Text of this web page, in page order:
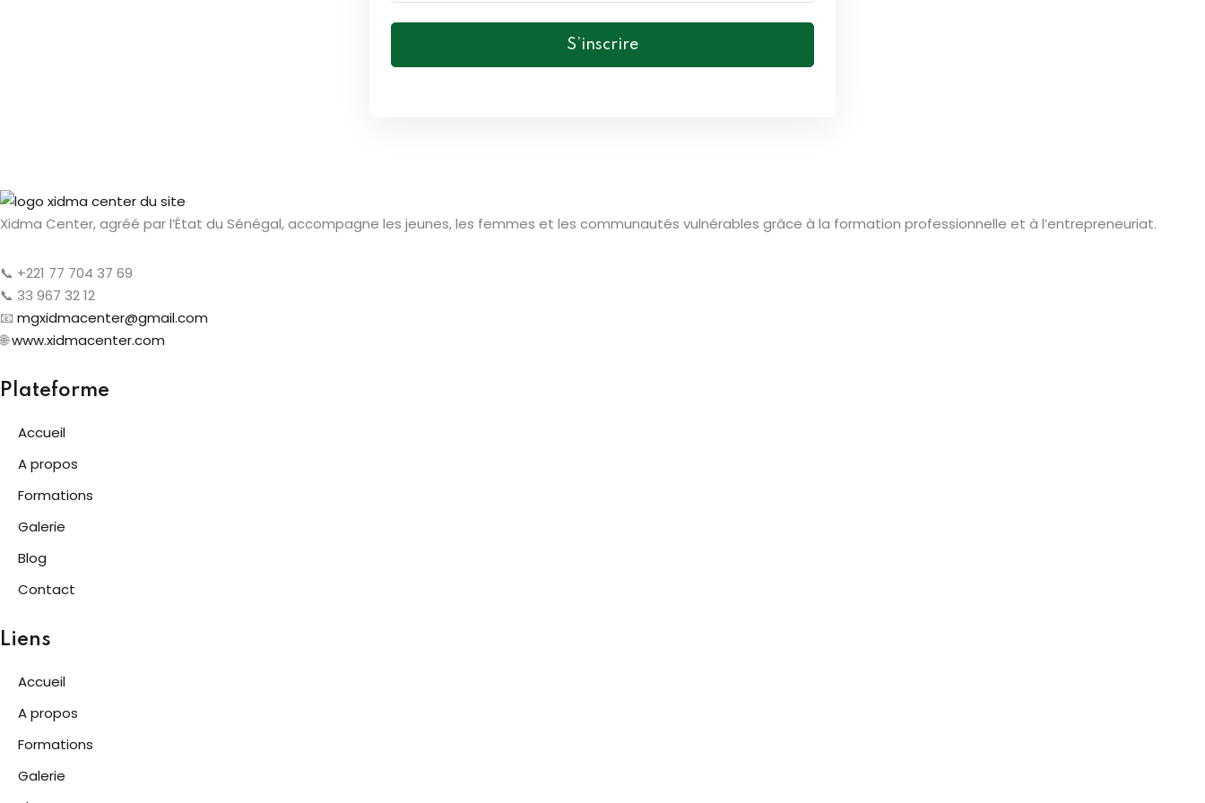
S’inscrire
Xidma Center, agréé par l’État du Sénégal, accompagne les jeunes, les femmes et les communautés vulnérables grâce à la formation professionnelle et à l’entrepreneuriat.
📞 +221 77 704 37 69
📞 33 967 32 12
📧 mgxidmacenter@gmail.com
🌐www.xidmacenter.com
Plateforme
Accueil
A propos
Formations
Galerie
Blog
Contact
Liens
Accueil
A propos
Formations
Galerie